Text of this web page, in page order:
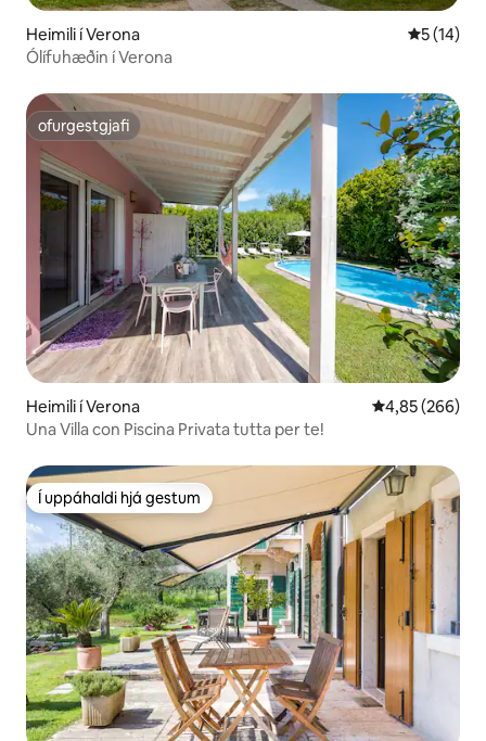
Heimili í Verona 5 af 5 í
5 (14)
Ólífuhæðin í Verona
ofurgestgjafi
ofurgestgjafi
Heimili í Verona 4,85 af 5 í
4,85 (266)
Una Villa con Piscina Privata tutta per te!
Í uppáhaldi hjá gestum
Í uppáhaldi hjá gestum